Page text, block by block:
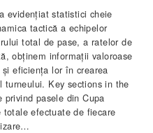
evidențiat statistici cheie
tactică a echipelor
total de pase, a ratelor de
obținem informații valoroase
eficiența lor în crearea
Key sections in the
pasele din Cupa
efectuate de fiecare